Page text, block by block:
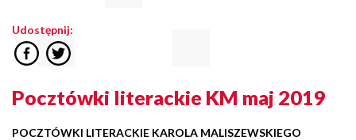
Udostępnij:
Pocztówki literackie KM maj 2019
POCZTÓWKI LITERACKIE KAROLA MALISZEWSKIEGO